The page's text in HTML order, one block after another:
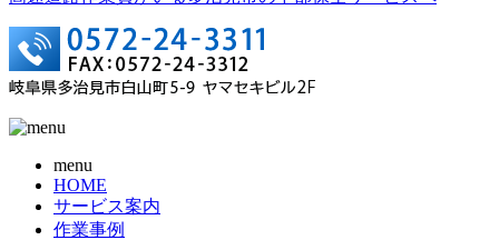
menu
HOME
サービス案内
作業事例